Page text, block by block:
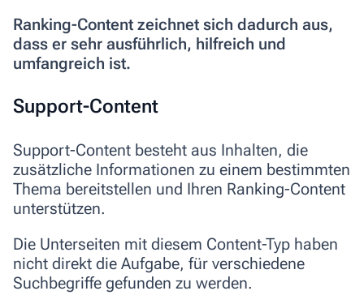
Ranking-Content zeichnet sich dadurch aus,
dass er sehr ausführlich, hilfreich und
umfangreich ist.
Support-Content
Support-Content besteht aus Inhalten, die
zusätzliche Informationen zu einem bestimmten
Thema bereitstellen und Ihren Ranking-Content
unterstützen.
Die Unterseiten mit diesem Content-Typ haben
nicht direkt die Aufgabe, für verschiedene
Suchbegriffe gefunden zu werden.